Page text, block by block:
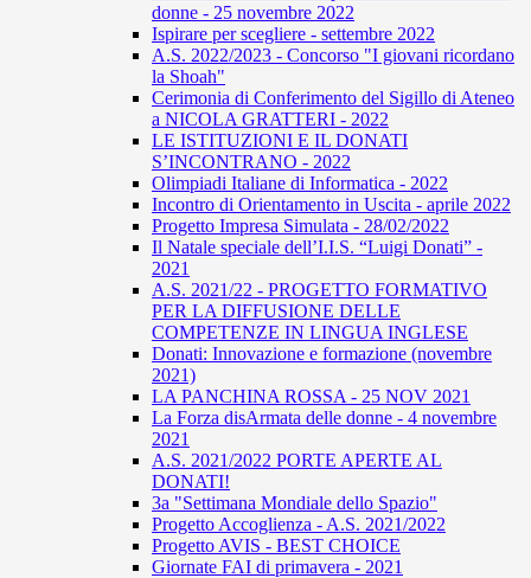
donne - 25 novembre 2022
Ispirare per scegliere - settembre 2022
A.S. 2022/2023 - Concorso "I giovani ricordano
la Shoah"
Cerimonia di Conferimento del Sigillo di Ateneo
a NICOLA GRATTERI - 2022
LE ISTITUZIONI E IL DONATI
S’INCONTRANO - 2022
Olimpiadi Italiane di Informatica - 2022
Incontro di Orientamento in Uscita - aprile 2022
Progetto Impresa Simulata - 28/02/2022
Il Natale speciale dell’I.I.S. “Luigi Donati” -
2021
A.S. 2021/22 - PROGETTO FORMATIVO
PER LA DIFFUSIONE DELLE
COMPETENZE IN LINGUA INGLESE
Donati: Innovazione e formazione (novembre
2021)
LA PANCHINA ROSSA - 25 NOV 2021
La Forza disArmata delle donne - 4 novembre
2021
A.S. 2021/2022 PORTE APERTE AL
DONATI!
3a "Settimana Mondiale dello Spazio"
Progetto Accoglienza - A.S. 2021/2022
Progetto AVIS - BEST CHOICE
Giornate FAI di primavera - 2021